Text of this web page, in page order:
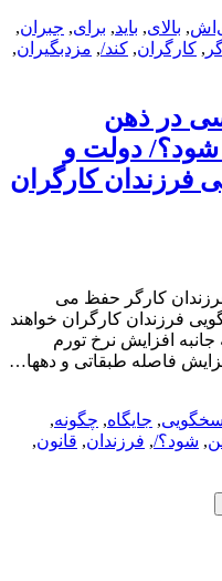
, بالای, باید, برای, جبران,
, کارگران, کند/, مزدبگیران,
در ذهن
دولت و
فرزندان کارگران
کارگر حفظ می
فرزندان کارگران خواهند
افزایش نرخ تورم
فاصله طبقاتی و دهها…
, جایگاه, چگونه,
, شود؟/, فرزندان, قانون,